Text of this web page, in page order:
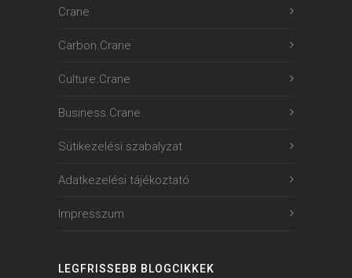
Crane
Carbon.Crane
Culture.Crane
Business.Crane
Sütikezelési szabalyzat
Adatkezelési tájékoztató
Impresszum
LEGFRISSEBB BLOGCIKKEK